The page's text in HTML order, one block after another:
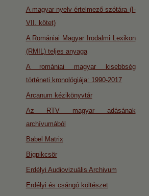
A magyar nyelv értelmező szótára (I-
VII. kötet)
A Romániai Magyar Irodalmi Lexikon
(RMIL) teljes anyaga
A romániai magyar kisebbség
történeti kronológiája: 1990-2017
Arcanum kézikönyvtár
Az RTV magyar adásának
archívumából
Babel Matrix
Bigpikcsör
Erdélyi Audiovizuális Archivum
Erdélyi és csángó költészet